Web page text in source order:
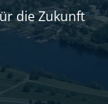
die Zukunft